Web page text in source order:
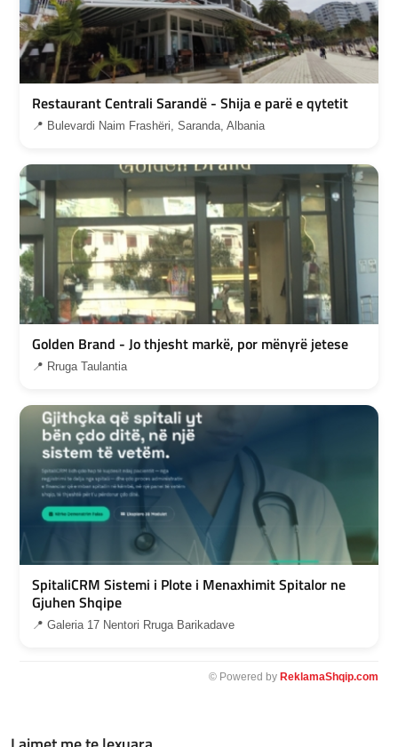
Restaurant Centrali Sarandë - Shija e parë e qytetit
📍 Bulevardi Naim Frashëri, Saranda, Albania
Golden Brand - Jo thjesht markë, por mënyrë jetese
📍 Rruga Taulantia
SpitaliCRM Sistemi i Plote i Menaxhimit Spitalor ne
Gjuhen Shqipe
📍 Galeria 17 Nentori Rruga Barikadave
© Powered by ReklamaShqip.com